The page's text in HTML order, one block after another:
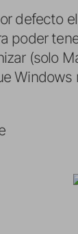
defecto
poder
(solo